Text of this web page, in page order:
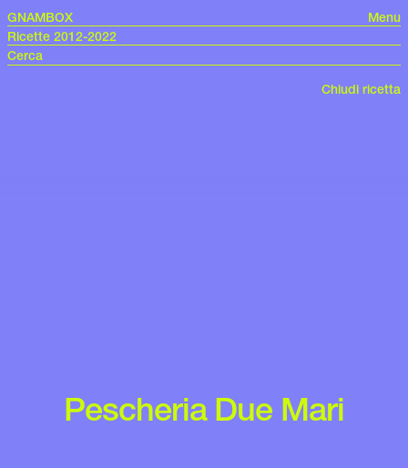
GNAMBOX
Menu
Ricette 2012-2022
Chiudi ricetta
Pescheria Due Mari